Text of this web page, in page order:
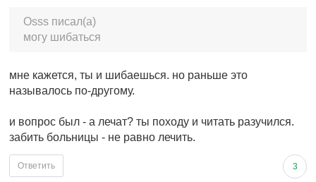
Osss писал(а)
могу шибаться
мне кажется, ты и шибаешься. но раньше это
называлось по-другому.
и вопрос был - а лечат? ты походу и читать разучился.
забить больницы - не равно лечить.
3
Ответить